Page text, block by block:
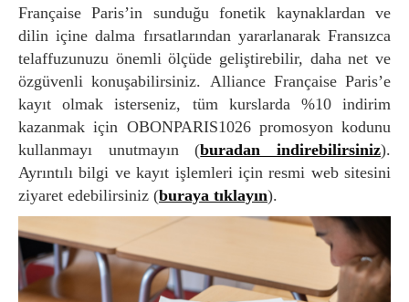
Française Paris’in sunduğu fonetik kaynaklardan ve
dilin içine dalma fırsatlarından yararlanarak Fransızca
telaffuzunuzu önemli ölçüde geliştirebilir, daha net ve
özgüvenli konuşabilirsiniz. Alliance Française Paris’e
kayıt olmak isterseniz, tüm kurslarda %10 indirim
kazanmak için OBONPARIS1026 promosyon kodunu
kullanmayı unutmayın (buradan indirebilirsiniz).
Ayrıntılı bilgi ve kayıt işlemleri için resmi web sitesini
ziyaret edebilirsiniz (buraya tıklayın).